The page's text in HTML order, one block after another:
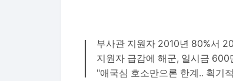
부사관 지원자 2010년 80%서
지원자 급감에 해군, 일시금 600
"애국심 호소만으론 한계.. 획기